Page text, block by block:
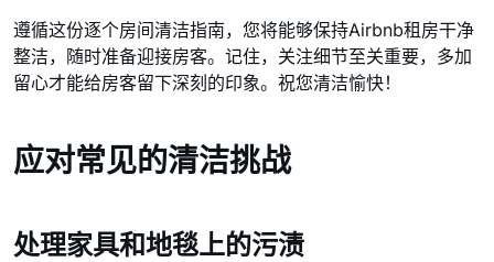
遵循这份逐个房间清洁指南，您将能够保持Airbnb租房干净
整洁，随时准备迎接房客。记住，关注细节至关重要，多加
留心才能给房客留下深刻的印象。祝您清洁愉快！
应对常见的清洁挑战
处理家具和地毯上的污渍